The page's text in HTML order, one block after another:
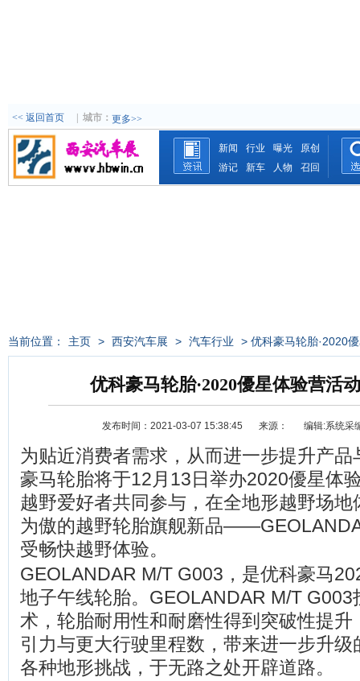
<< 返回首页 城市： 更多>>
资讯
新闻 行业 曝光
原创
游记
新车 人物 召回
选车
当前位置： 主页 > 西安汽车展 > 汽车行业 > 优科豪马轮胎·2020
优科豪马轮胎·2020優星体验营活
发布时间：2021-03-07 15:38:45 来源： 编辑:系统采
为贴近消费者需求，从而进一步提升产
豪马轮胎将于12月13日举办2020優星体
越野爱好者共同参与，在全地形越野场
为傲的越野轮胎旗舰新品
受畅快越野体验。
GEOLANDAR M/T G003，是优科豪马
地子午线轮胎。GEOLANDAR M/T G003
术，轮胎耐用性和耐磨性得到突破性提
引力与更大行驶里程数，带来进一步升
各种地形挑战，于无路之处开辟道路。